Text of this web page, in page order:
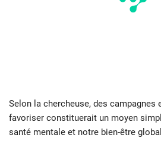
Selon la chercheuse, des
favoriser constituerait un moyen
santé mentale et notre bien-être